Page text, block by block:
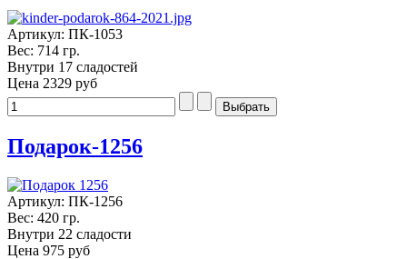
Артикул: ПК-1053
Вес: 714 гр.
Внутри 17 сладостей
Цена 2329 руб
Подарок-1256
Артикул: ПК-1256
Вес: 420 гр.
Внутри 22 сладости
Цена 975 руб